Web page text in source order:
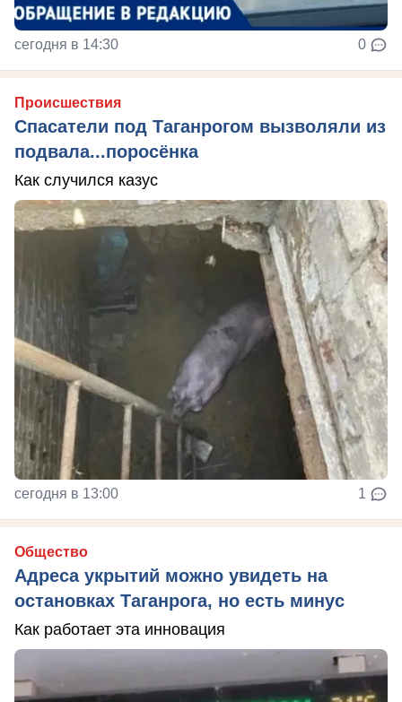
сегодня в 14:30 0
Происшествия
Спасатели под Таганрогом вызволяли из
подвала...поросёнка
Как случился казус
сегодня в 13:00 1
Общество
Адреса укрытий можно увидеть на
остановках Таганрога, но есть минус
Как работает эта инновация